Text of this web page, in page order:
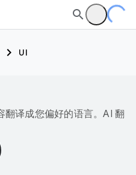
UI
译成您偏好的语言。AI 翻